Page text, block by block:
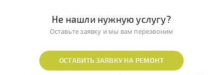
Не нашли нужную услугу?
Оставьте заявку и мы вам перезвоним
ОСТАВИТЬ ЗАЯВКУ НА РЕМОНТ